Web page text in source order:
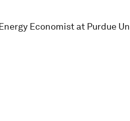
Economist at Purdue